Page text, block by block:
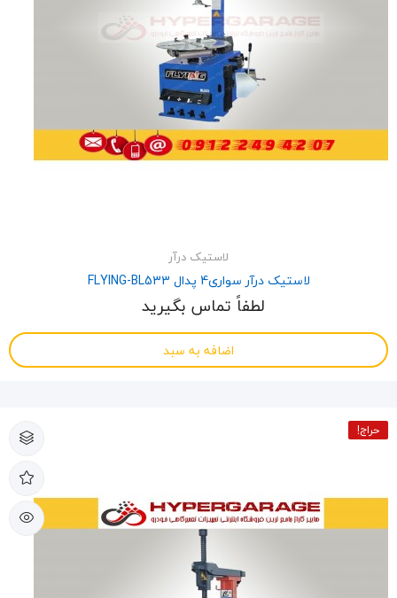
لاستیک درآر
لاستیک درآر سواری4 پدال FLYING-BL533
لطفاً تماس بگیرید
اضافه به سبد
حراج!